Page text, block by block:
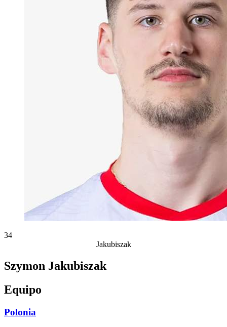
34
Jakubiszak
Szymon Jakubiszak
Equipo
Polonia